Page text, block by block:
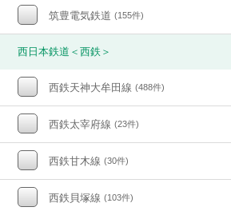
筑豊電気鉄道 (155件)
西日本鉄道＜西鉄＞
西鉄天神大牟田線 (488件)
西鉄太宰府線 (23件)
西鉄甘木線 (30件)
西鉄貝塚線 (103件)